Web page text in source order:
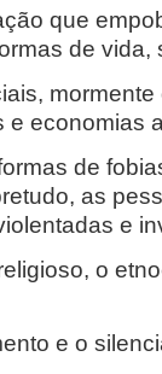
que
de vida,
e economias
de
as
e
o
e o